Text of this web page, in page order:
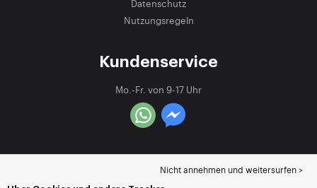
Datenschutz
Nutzungsregeln
Kundenservice
Mo.-Fr. von 9-17 Uhr
Nicht annehmen und weitersurfen >